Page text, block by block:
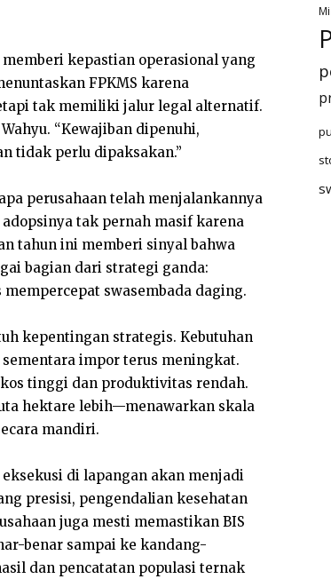
kepastian operasional yang
FPKMS karena
tak memiliki jalur legal alternatif.
“Kewajiban dipenuhi,
tidak perlu dipaksakan.”
perusahaan telah menjalankannya
tak pernah masif karena
tahun ini memberi sinyal bahwa
bagian dari strategi ganda:
swasembada daging.
kepentingan strategis. Kebutuhan
impor terus meningkat.
tinggi dan produktivitas rendah.
hektare lebih—menawarkan skala
mandiri.
di lapangan akan menjadi
presisi, pengendalian kesehatan
juga mesti memastikan BIS
benar sampai ke kandang-
dan pencatatan populasi ternak